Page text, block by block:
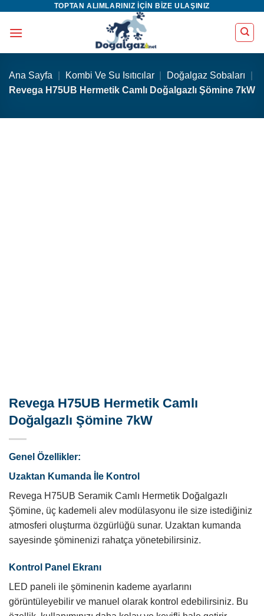
TOPTAN ALIMLARINIZ IÇIN BIZE ULAŞINIZ
Ana Sayfa Kombi Ve Su Isıtıcılar Doğalgaz Sobaları
Revega H75UB Hermetik Camlı Doğalgazlı Şömine 7kW
Revega H75UB Hermetik Camlı
Doğalgazlı Şömine 7kW
Genel Özellikler:
Uzaktan Kumanda İle Kontrol
Revega H75UB Seramik Camlı Hermetik Doğalgazlı
Şömine, üç kademeli alev modülasyonu ile size istediğiniz
atmosferi oluşturma özgürlüğü sunar. Uzaktan kumanda
sayesinde şöminenizi rahatça yönetebilirsiniz.
Kontrol Panel Ekranı
LED paneli ile şöminenin kademe ayarlarını
görüntüleyebilir ve manuel olarak kontrol edebilirsiniz. Bu